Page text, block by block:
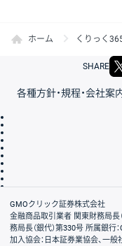
ホーム くりっく
SHARE
各種方針・規程・会社案
会社案内
GMOクリック証券株式会社
金融商品取引業者 関東財務局長
務局長（銀代）第330号 所属銀
加入協会：日本証券業協会、一